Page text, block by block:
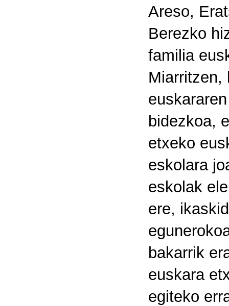
Areso,
Berezko
familia
Miarritzen,
bidezkoa,
etxeko
eskolara
eskolak
ere,
bakarrik
euskara
egiteko